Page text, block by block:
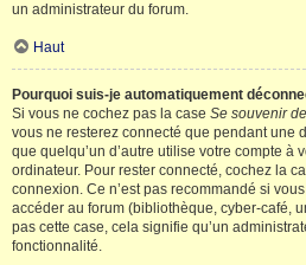
un administrateur du forum.
Haut
Pourquoi suis-je automatiquement
Si vous ne cochez pas la case Se souvenir
vous ne resterez connecté que pendant une
que quelqu’un d’autre utilise votre compte à
ordinateur. Pour rester connecté, cochez la
connexion. Ce n’est pas recommandé si
accéder au forum (bibliothèque, cyber-café,
pas cette case, cela signifie qu’un
fonctionnalité.